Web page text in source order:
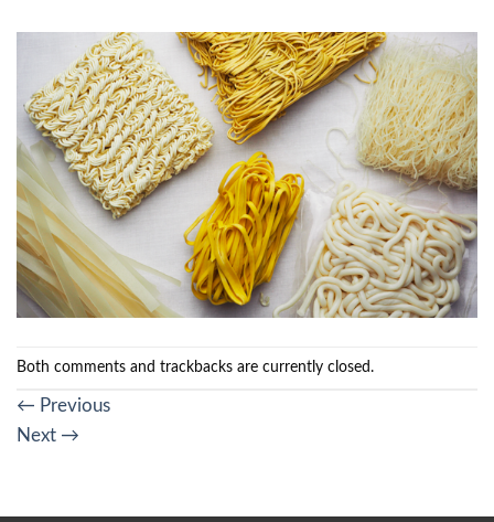
Both comments and trackbacks are currently closed.
← Previous
Next →